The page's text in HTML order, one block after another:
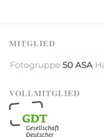
MITGLIED
VOLLMITGLIED